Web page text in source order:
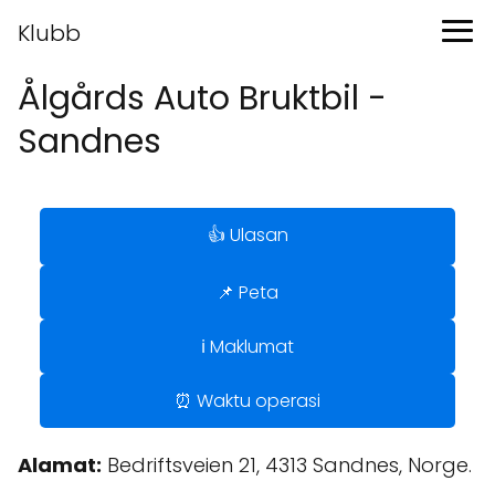
Klubb
Ålgårds Auto Bruktbil -
Sandnes
👍 Ulasan
📌 Peta
ℹ️ Maklumat
⏰ Waktu operasi
Alamat: Bedriftsveien 21, 4313 Sandnes, Norge.